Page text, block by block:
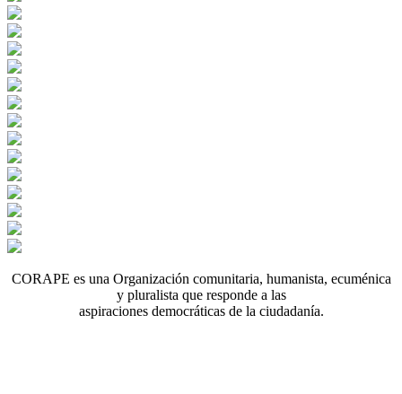
CORAPE es una Organización comunitaria, humanista, ecuménica
y pluralista que responde a las
aspiraciones democráticas de la ciudadanía.